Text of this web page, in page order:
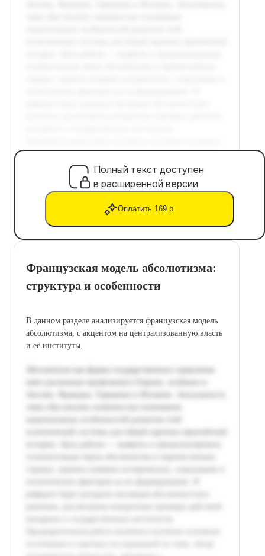
Полный текст доступен
в расширенной версии
Оплатить 169 р.
Французская модель абсолютизма:
структура и особенности
В данном разделе анализируется французская модель
абсолютизма, с акцентом на централизованную власть
и её институты.